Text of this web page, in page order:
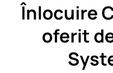
Înlocuire
oferit